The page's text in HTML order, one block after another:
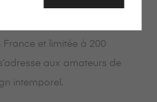
et limitée à 200
aux amateurs de
intemporel.